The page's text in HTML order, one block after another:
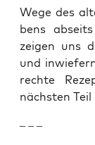
Wege des
bens
zei­gen uns
und
rech­te
nächs­ten
– – –